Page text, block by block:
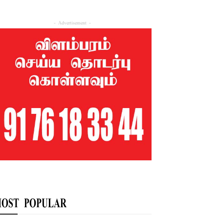
- Advertisement -
POPULAR